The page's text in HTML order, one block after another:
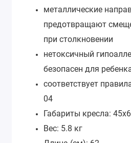
металлические
предотвращают
при столкновении
нетоксичный
безопасен для
соответствует
04
Габариты кресла:
Вес: 5.8 кг